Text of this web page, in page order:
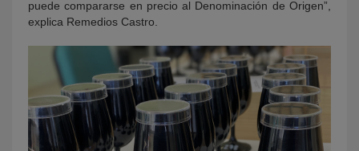
puede compararse en precio al Denominación de Origen”,
explica Remedios Castro.